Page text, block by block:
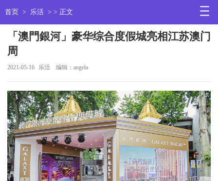
首页 > 乐活 > > 正文
「澳門銀河」豪华综合度假城亮相江苏澳门
周
2021-05-16 乐活 编辑：angela